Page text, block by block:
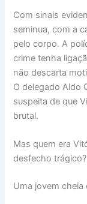
Com sinais
seminua, com a
pelo corpo. A
crime tenha
não descarta
O delegado Aldo
suspeita de que
brutal.
Mas quem era
desfecho trágico?
Uma jovem